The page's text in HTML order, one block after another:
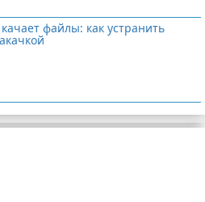
файлы: как устранить